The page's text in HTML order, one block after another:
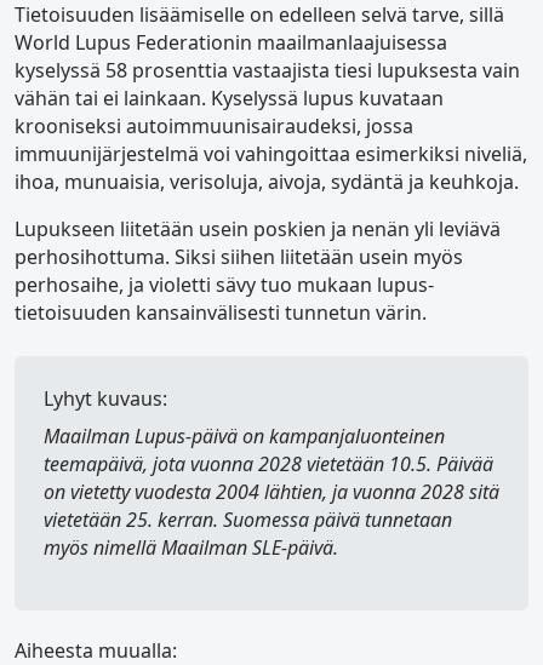
Tietoisuuden lisäämiselle on edelleen selvä tarve, sillä
World Lupus Federationin maailmanlaajuisessa
kyselyssä 58 prosenttia vastaajista tiesi lupuksesta vain
vähän tai ei lainkaan. Kyselyssä lupus kuvataan
krooniseksi autoimmuunisairaudeksi, jossa
immuunijärjestelmä voi vahingoittaa esimerkiksi niveliä,
ihoa, munuaisia, verisoluja, aivoja, sydäntä ja keuhkoja.
Lupukseen liitetään usein poskien ja nenän yli leviävä
perhosihottuma. Siksi siihen liitetään usein myös
perhosaihe, ja violetti sävy tuo mukaan lupus-
tietoisuuden kansainvälisesti tunnetun värin.
Lyhyt kuvaus:
Maailman Lupus-päiväon kampanjaluonteinen
teemapäivä, jota vuonna 2028 vietetään 10.5. Päivää
on vietetty vuodesta 2004 lähtien, ja vuonna 2028 sitä
vietetään 25. kerran. Suomessa päivä tunnetaan
myös nimelläMaailman SLE-päivä.
Aiheesta muualla: